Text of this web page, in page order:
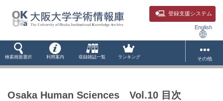
登録支援システム
English
検索画面選択 利用案内 収録雑誌一覧 ランキング その他
Osaka Human Sciences Vol.10 目次